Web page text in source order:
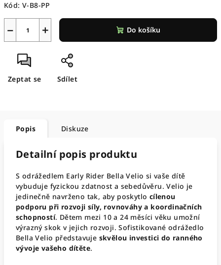
Kód: V-B8-PP
+
− Do košíku
Zeptat se Sdílet
Popis Diskuze
Detailní popis produktu
S odrážedlem Early Rider Bella Velio si vaše dítě
vybuduje fyzickou zdatnost a sebedůvěru. Velio je
jedinečně navrženo tak, aby poskytlo cílenou
podporu při rozvoji síly, rovnováhy a koordinačních
schopností. Dětem mezi 10 a 24 měsíci věku umožní
výrazný skok v jejich rozvoji. Sofistikované odrážedlo
Bella Velio představuje skvělou investici do ranného
vývoje vašeho dítěte.